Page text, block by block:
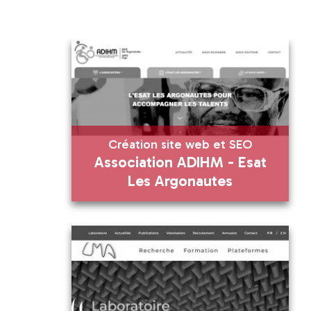
Alumni Business Angel
En savoir plus
Création site web et SEO
Association ADIHM - Esat
Les Argonautes
Création site web et SEO
Association ADIHM - Esat Les
Argonautes